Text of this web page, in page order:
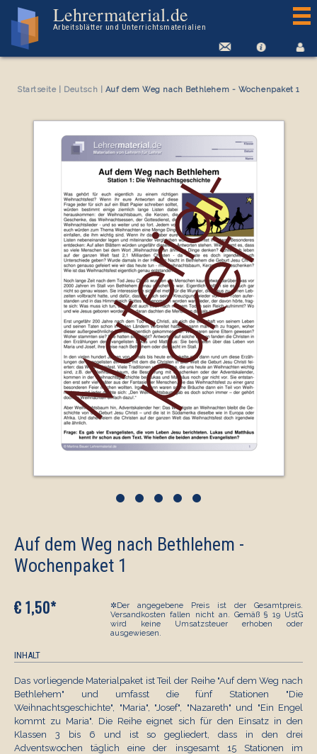
Lehrermaterial.de
Arbeitsblätter und Unterrichtsmaterialien
Startseite| Deutsch Auf dem Weg nach Bethlehem - Wochenpaket 1
•••••
Auf dem Weg nach Bethlehem -
Wochenpaket 1
€ 1,50*
✲Der angegebene Preis ist der Gesamtpreis.
Versandkosten fallen nicht an. Gemäß § 19 UstG
wird keine Umsatzsteuer erhoben oder
ausgewiesen.
INHALT
Das vorliegende Materialpaket ist Teil der Reihe "Auf dem Weg nach
Bethlehem" und umfasst die fünf Stationen "Die
Weihnachtsgeschichte", "Maria", "Josef", "Nazareth" und "Ein Engel
kommt zu Maria". Die Reihe eignet sich für den Einsatz in den
Klassen 3 bis 6 und ist so gegliedert, dass in den drei
Adventswochen täglich eine der insgesamt 15 Stationen im